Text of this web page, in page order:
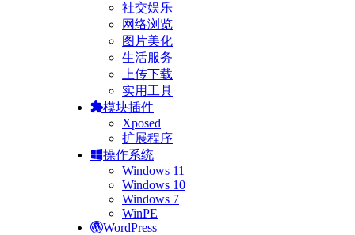
社交娱乐
网络浏览
图片美化
生活服务
上传下载
实用工具
模块插件
Xposed
扩展程序
操作系统
Windows 11
Windows 10
Windows 7
WinPE
WordPress